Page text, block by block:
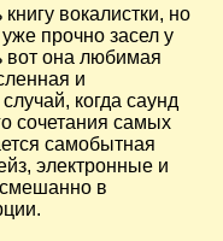
вокалистки, но
уже прочно засел у
вот она любимая
и
когда саунд
сочетания самых
самобытная
электронные и
смешанно в